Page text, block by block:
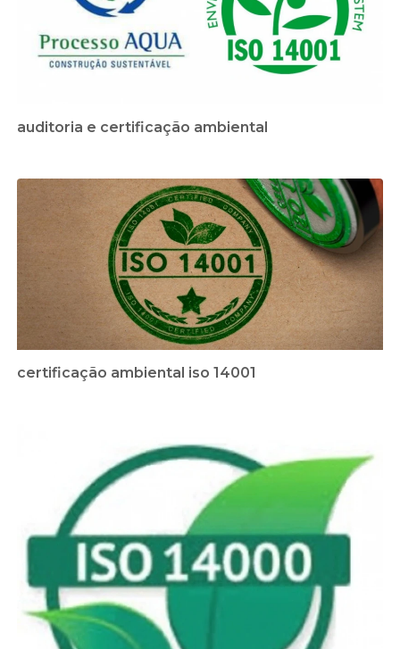
auditoria e certificação ambiental
certificação ambiental iso 14001